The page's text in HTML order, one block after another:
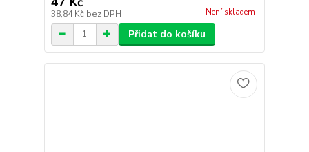
38,84 Kč bez DPH Není skladem
Přidat do košíku